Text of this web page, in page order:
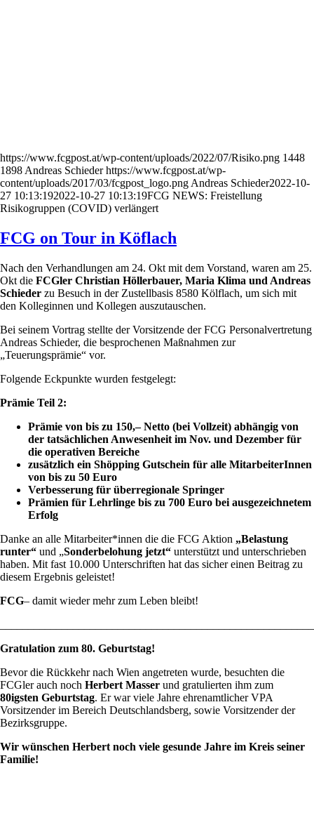
https://www.fcgpost.at/wp-content/uploads/2022/07/Risiko.png 1448
1898 Andreas Schieder https://www.fcgpost.at/wp-
content/uploads/2017/03/fcgpost_logo.png Andreas Schieder2022-10-
27 10:13:192022-10-27 10:13:19FCG NEWS: Freistellung
Risikogruppen (COVID) verlängert
FCG on Tour in Köflach
Nach den Verhandlungen am 24. Okt mit dem Vorstand, waren am 25.
Okt die FCGler Christian Höllerbauer, Maria Klima und Andreas
Schieder zu Besuch in der Zustellbasis 8580 Kölflach, um sich mit
den Kolleginnen und Kollegen auszutauschen.
Bei seinem Vortrag stellte der Vorsitzende der FCG Personalvertretung
Andreas Schieder, die besprochenen Maßnahmen zur
„Teuerungsprämie“ vor.
Folgende Eckpunkte wurden festgelegt:
Prämie Teil 2:
Prämie von bis zu 150,– Netto (bei Vollzeit) abhängig von
der tatsächlichen Anwesenheit im Nov. und Dezember für
die operativen Bereiche
zusätzlich ein Shöpping Gutschein für alle MitarbeiterInnen
von bis zu 50 Euro
Verbesserung für überregionale Springer
Prämien für Lehrlinge bis zu 700 Euro bei ausgezeichnetem
Erfolg
Danke an alle Mitarbeiter*innen die die FCG Aktion „Belastung
runter“ und „Sonderbelohung jetzt“ unterstützt und unterschrieben
haben. Mit fast 10.000 Unterschriften hat das sicher einen Beitrag zu
diesem Ergebnis geleistet!
FCG– damit wieder mehr zum Leben bleibt!
Gratulation zum 80. Geburtstag!
Bevor die Rückkehr nach Wien angetreten wurde, besuchten die
FCGler auch noch Herbert Masser und gratulierten ihm zum
80igsten Geburtstag. Er war viele Jahre ehrenamtlicher VPA
Vorsitzender im Bereich Deutschlandsberg, sowie Vorsitzender der
Bezirksgruppe.
Wir wünschen Herbert noch viele gesunde Jahre im Kreis seiner
Familie!